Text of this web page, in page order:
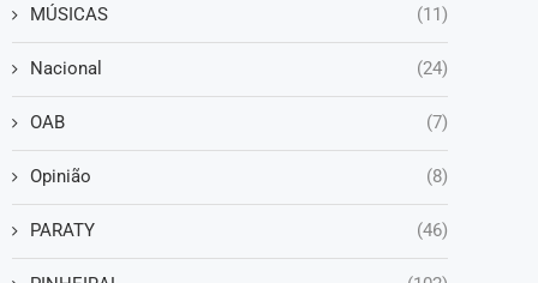
MÚSICAS (11)
Nacional (24)
OAB (7)
Opinião (8)
PARATY (46)